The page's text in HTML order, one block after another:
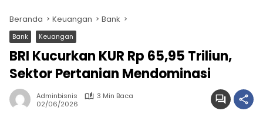
Beranda Keuangan Bank
Bank Keuangan
BRI Kucurkan KUR Rp 65,95 Triliun,
Sektor Pertanian Mendominasi
Adminbisnis
3 Min Baca
02/06/2026